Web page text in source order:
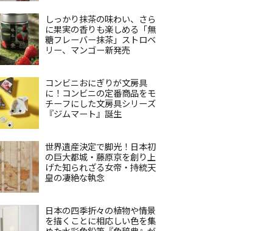
しっかり抹茶の味わい、さら
に果実の香りも楽しめる「無
糖フレーバー抹茶」ストロベ
リー、マンゴー新発売
コンビニおにぎりが文房具
に！コンビニの定番商品をモ
チーフにした文房具シリーズ
『ジムマート』誕生
世界遺産決定で脚光！日本初
の巨大都城・藤原京を創り上
げた知られざる女帝・持統天
皇の凄絶な執念
日本の四季折々の植物や情景
を描くことに相応しい色を集